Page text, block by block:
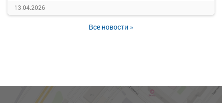
13.04.2026
Все новости »